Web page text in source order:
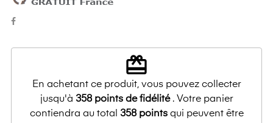
redeem
En achetant ce produit, vous pouvez collecter
jusqu'à 358points de fidélité. Votre panier
contiendra au total 358pointsqui peuvent être